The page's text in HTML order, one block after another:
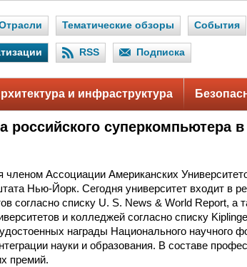
Тематические обзоры События
RSS Подписка
и инфраструктура
российского суперкомпьютера
членом Ассоциации Американских
Нью-Йорк. Сегодня университет входит в
согласно списку U. S. News & World Report, а
и колледжей согласно списку
награды Национального научного
науки и образования. В составе
премий.